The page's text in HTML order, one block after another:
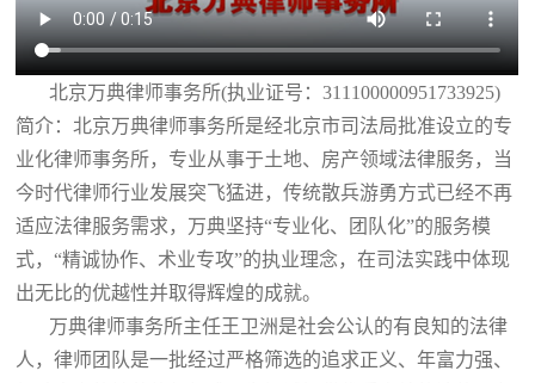
北京万典律师事务所(执业证号：311100000951733925)
简介：北京万典律师事务所是经北京市司法局批准设立的专
业化律师事务所，专业从事于土地、房产领域法律服务，当
今时代律师行业发展突飞猛进，传统散兵游勇方式已经不再
适应法律服务需求，万典坚持“专业化、团队化”的服务模
式，“精诚协作、术业专攻”的执业理念，在司法实践中体现
出无比的优越性并取得辉煌的成就。
万典律师事务所主任王卫洲是社会公认的有良知的法律
人，律师团队是一批经过严格筛选的追求正义、年富力强、